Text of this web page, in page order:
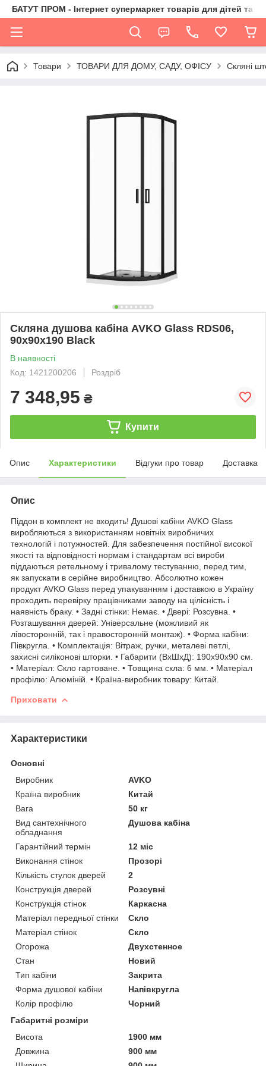
БАТУТ ПРОМ - Інтернет супермаркет товарів для дітей та їх
Товари ТОВАРИ ДЛЯ ДОМУ, САДУ, ОФІСУ Скляні
Скляна душова кабіна AVKO Glass RDS06,
90х90х190 Black
В наявності
Код: 1421200206
Роздріб
7 348,95 ₴
Купити
Опис Характеристики Відгуки про товар Доставка
Опис
Піддон в комплект не входить! Душові кабіни AVKO Glass
виробляються з використанням новітніх виробничих
технологій і потужностей. Для забезпечення постійної високої
якості та відповідності нормам і стандартам всі вироби
піддаються ретельному і тривалому тестуванню, перед тим,
як запускати в серійне виробництво. Абсолютно кожен
продукт AVKO Glass перед упакуванням і доставкою в Україну
проходить перевірку працівниками заводу на цілісність і
наявність браку. • Задні стінки: Немає. • Двері: Розсувна. •
Розташування дверей: Універсальне (можливий як
лівосторонній, так і правосторонній монтаж). • Форма кабіни:
Півкругла. • Комплектація: Вітраж, ручки, металеві петлі,
захисні силіконові шторки. • Габарити (ВхШхД): 190х90х90 см.
• Матеріал: Скло гартоване. • Товщина скла: 6 мм. • Матеріал
профілю: Алюміній. • Країна-виробник товару: Китай.
Приховати
Характеристики
Основні
Виробник
AVKO
Країна виробник
Китай
Вага
50 кг
Вид сантехнічного
обладнання
Душова кабіна
Гарантійний термін
12 міс
Виконання стінок
Прозорі
Кількість стулок дверей
2
Конструкція дверей
Розсувні
Конструкція стінок
Каркасна
Матеріал передньої стінки
Скло
Матеріал стінок
Скло
Огорожа
Двухстенное
Стан
Новий
Тип кабіни
Закрита
Форма душової кабіни
Напівкругла
Колір профілю
Чорний
Габаритні розміри
Висота
1900 мм
Довжина
900 мм